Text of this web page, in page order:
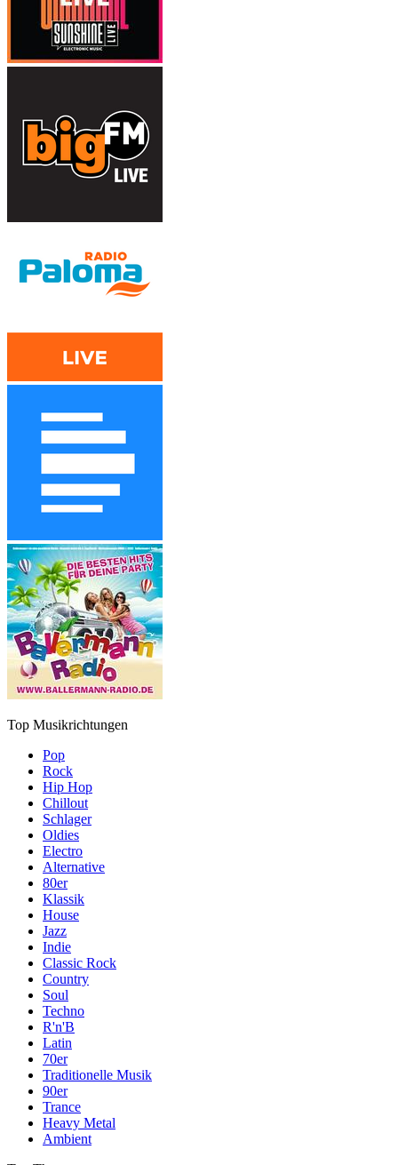
Top Musikrichtungen
Pop
Rock
Hip Hop
Chillout
Schlager
Oldies
Electro
Alternative
80er
Klassik
House
Jazz
Indie
Classic Rock
Country
Soul
Techno
R'n'B
Latin
70er
Traditionelle Musik
90er
Trance
Heavy Metal
Ambient